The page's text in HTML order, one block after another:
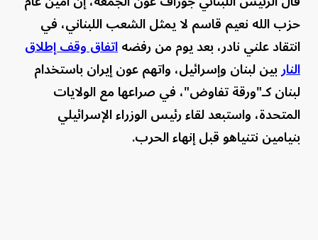
حزب الله نعيم قاسم لا يمثل الشعب اللبناني، في
انتقاد علني نادر، بعد يوم من رفضهاتفاق وقف إطلاق
الناربين لبنان وإسرائيل، واتهم عون إيران باستخدام
لبنان كـ"ورقة تفاوض"، في صراعها مع الولايات
المتحدة، واستبعد لقاء رئيس الوزراء الإسرائيلي
بنيامين نتنياهو قبل إنهاء الحرب.